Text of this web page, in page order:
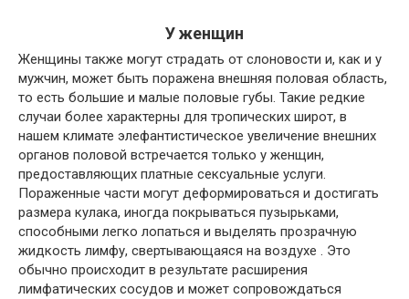
У женщин
Женщины также могут страдать от слоновости и, как и у
мужчин, может быть поражена внешняя половая область,
то есть большие и малые половые губы. Такие редкие
случаи более характерны для тропических широт, в
нашем климате элефантистическое увеличение внешних
органов половой встречается только у женщин,
предоставляющих платные сексуальные услуги.
Пораженные части могут деформироваться и достигать
размера кулака, иногда покрываться пузырьками,
способными легко лопаться и выделять прозрачную
жидкость лимфу, свертывающаяся на воздухе . Это
обычно происходит в результате расширения
лимфатических сосудов и может сопровождаться